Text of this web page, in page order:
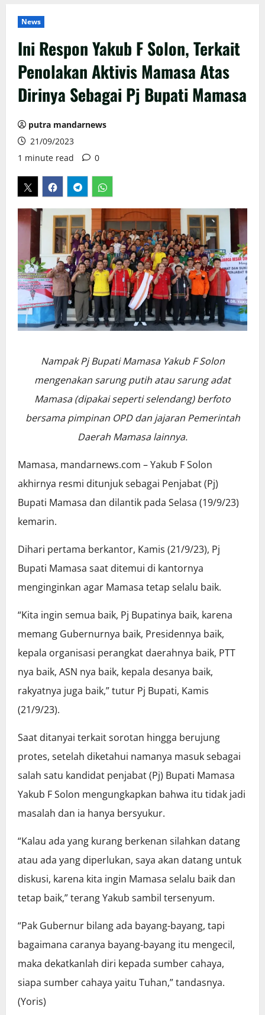
News
Ini Respon Yakub F Solon, Terkait
Penolakan Aktivis Mamasa Atas
Dirinya Sebagai Pj Bupati Mamasa
putra mandarnews
21/09/2023
1 minute read
0
Nampak Pj Bupati Mamasa Yakub F Solon
mengenakan sarung putih atau sarung adat
Mamasa (dipakai seperti selendang) berfoto
bersama pimpinan OPD dan jajaran Pemerintah
Daerah Mamasa lainnya.
Mamasa, mandarnews.com – Yakub F Solon
akhirnya resmi ditunjuk sebagai Penjabat (Pj)
Bupati Mamasa dan dilantik pada Selasa (19/9/23)
kemarin.
Dihari pertama berkantor, Kamis (21/9/23), Pj
Bupati Mamasa saat ditemui di kantornya
menginginkan agar Mamasa tetap selalu baik.
“Kita ingin semua baik, Pj Bupatinya baik, karena
memang Gubernurnya baik, Presidennya baik,
kepala organisasi perangkat daerahnya baik, PTT
nya baik, ASN nya baik, kepala desanya baik,
rakyatnya juga baik,” tutur Pj Bupati, Kamis
(21/9/23).
Saat ditanyai terkait sorotan hingga berujung
protes, setelah diketahui namanya masuk sebagai
salah satu kandidat penjabat (Pj) Bupati Mamasa
Yakub F Solon mengungkapkan bahwa itu tidak jadi
masalah dan ia hanya bersyukur.
“Kalau ada yang kurang berkenan silahkan datang
atau ada yang diperlukan, saya akan datang untuk
diskusi, karena kita ingin Mamasa selalu baik dan
tetap baik,” terang Yakub sambil tersenyum.
“Pak Gubernur bilang ada bayang-bayang, tapi
bagaimana caranya bayang-bayang itu mengecil,
maka dekatkanlah diri kepada sumber cahaya,
siapa sumber cahaya yaitu Tuhan,” tandasnya.
(Yoris)